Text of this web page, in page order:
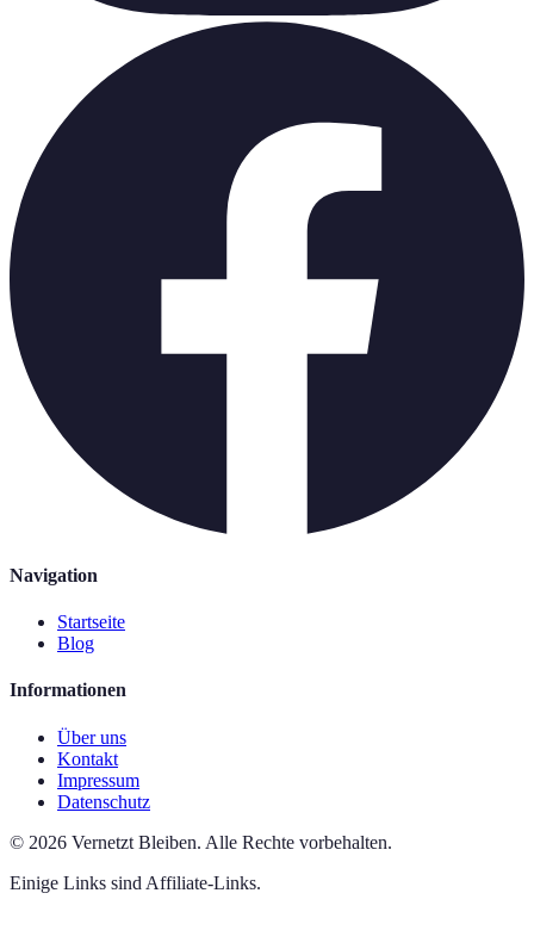
Navigation
Startseite
Blog
Informationen
Über uns
Kontakt
Impressum
Datenschutz
© 2026 Vernetzt Bleiben. Alle Rechte vorbehalten.
Einige Links sind Affiliate-Links.